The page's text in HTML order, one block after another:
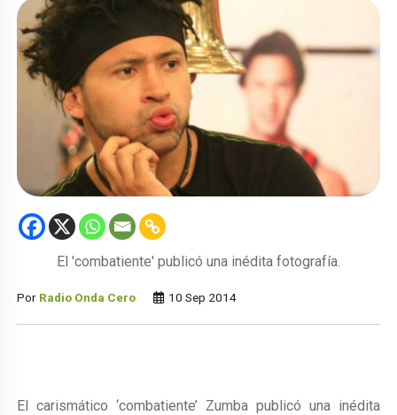
El 'combatiente' publicó una inédita fotografía.
Por Radio Onda Cero 10 Sep 2014
El carismático ‘combatiente’ Zumba publicó una inédita